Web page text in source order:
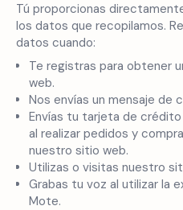
Tú proporcionas
los datos que recopilamos.
datos cuando:
Te registras para obtener
web.
Nos envías un mensaje de
Envías tu tarjeta de
al realizar pedidos y
nuestro sitio web.
Utilizas o visitas nuestro
Grabas tu voz al utilizar la
Mote.